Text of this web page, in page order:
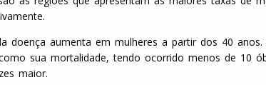
doença aumenta em mulheres a partir dos 40
sua mortalidade, tendo ocorrido menos de 10
maior.